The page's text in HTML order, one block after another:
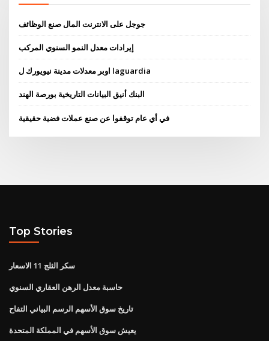
جوجل على الانترنت المال صنع الوظائف
إيرادات معدل النمو السنوي المركب
اوبر معدلات مدينة نيويورك ل laguardia
البنك أنيق البيانات التاريخية بورصة الهند
في أي عام توقفوا عن صنع عملات فضية حقيقية
Top Stories
سكر الثلج 11 الاسعار
حاسبة معدل الرهن العقاري السنوي
تاريخ سوق الأسهم الرسم البياني التفاح
يعيش سوق الأسهم في المملكة المتحدة